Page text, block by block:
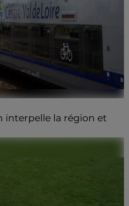
interpelle la région et